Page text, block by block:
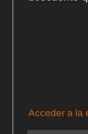
Acceder a la